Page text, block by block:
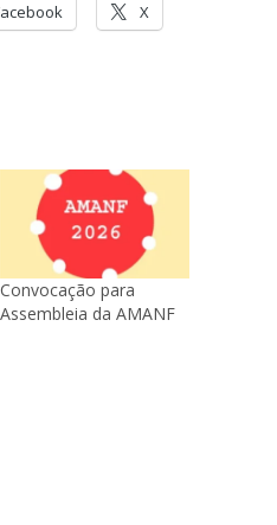
X
Convocação para
Assembleia da AMANF